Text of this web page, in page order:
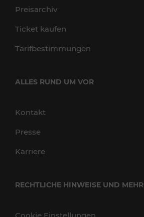
Preisarchiv
Ticket kaufen
Tarifbestimmungen
ALLES RUND UM VOR
Kontakt
Presse
Karriere
RECHTLICHE HINWEISE UND MEHR